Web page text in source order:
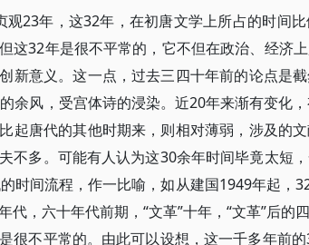
观23年，这32年，在初唐文学上所占的时间
这32年是很不平常的，它不但在政治、经济
新意义。这一点，过去三四十年前的论点是
余风，受宫体诗的浸染。近20年来渐有变化
起唐代的其他时期来，则相对薄弱，涉及的
不多。可能有人认为这30余年时间毕竟太短
时间流程，作一比喻，如从建国1949年起，
代，六十年代前期，“文革”十年，“文革”后的
很不平常的。由此可以设想，这一千多年前